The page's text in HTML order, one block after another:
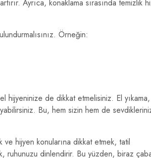
Ayrıca, konaklama sırasında temizlik
Örneğin:
hijyeninize de dikkat etmelisiniz. El yıkama,
Bu, hem sizin hem de
hijyen konularına dikkat etmek, tatil
ruhunuzu dinlendirir. Bu yüzden, biraz